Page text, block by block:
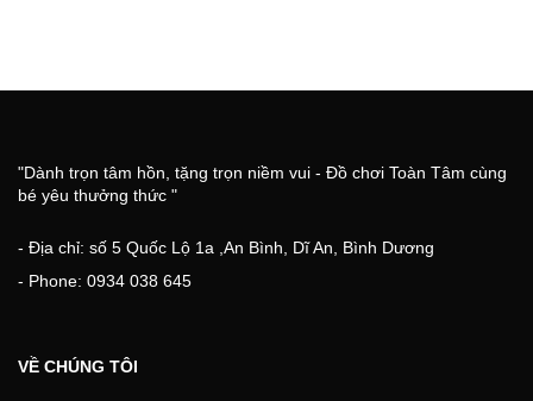
"Dành trọn tâm hồn, tặng trọn niềm vui - Đồ chơi Toàn Tâm cùng
bé yêu thưởng thức "
- Địa chỉ: số 5 Quốc Lộ 1a ,An Bình, Dĩ An, Bình Dương
- Phone: 0934 038 645
VỀ CHÚNG TÔI